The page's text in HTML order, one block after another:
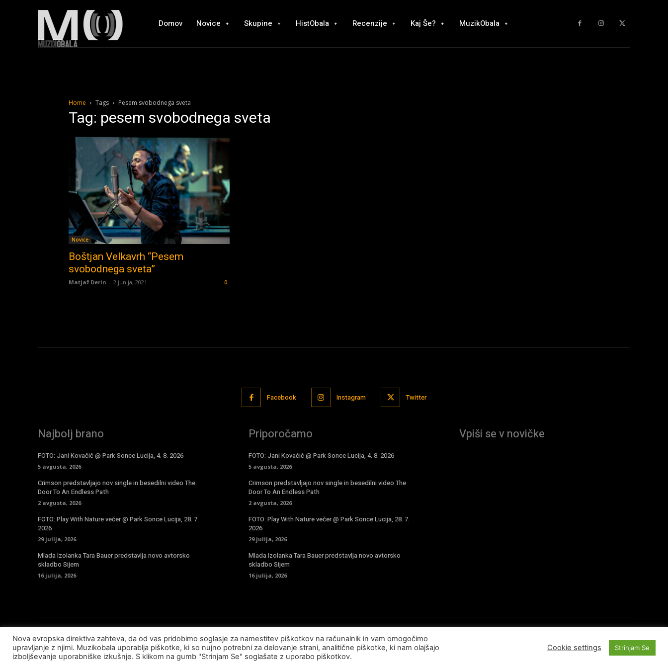
Domov Novice Skupine HistObala Recenzije Kaj Še? MuzikObala
Home Tags Pesem svobodnega sveta
Tag: pesem svobodnega sveta
Novice
Boštjan Velkavrh “Pesem
svobodnega sveta”
Matjaž Derin - 2 junija, 2021 0
Facebook Instagram Twitter
Najbolj brano
FOTO: Jani Kovačič @ Park Sonce Lucija, 4. 8. 2026
5 avgusta, 2026
Crimson predstavljajo nov single in besedilni video The
Door To An Endless Path
2 avgusta, 2026
FOTO: Play With Nature večer @ Park Sonce Lucija, 28. 7.
2026
29 julija, 2026
Mlada Izolanka Tara Bauer predstavlja novo avtorsko
skladbo Sijem
16 julija, 2026
Priporočamo
FOTO: Jani Kovačič @ Park Sonce Lucija, 4. 8. 2026
5 avgusta, 2026
Crimson predstavljajo nov single in besedilni video The
Door To An Endless Path
2 avgusta, 2026
FOTO: Play With Nature večer @ Park Sonce Lucija, 28. 7.
2026
29 julija, 2026
Mlada Izolanka Tara Bauer predstavlja novo avtorsko
skladbo Sijem
16 julija, 2026
Vpiši se v novičke
© Copyright - Muzikobala 2023 - Created byBaleynet O Portalu Kontakti
Nova evropska direktiva zahteva, da od vas pridobimo soglasje za namestitev piškotkov na računalnik in vam omogočimo
upravljanje z njimi. Muzikobala uporablja piškotke, ki so nujno potrebni za delovanje strani, analitične piškotke, ki nam olajšajo
izboljševanje uporabniške izkušnje. S klikom na gumb "Strinjam Se" soglašate z uporabo piškotkov.
Cookie settings Strinjam Se